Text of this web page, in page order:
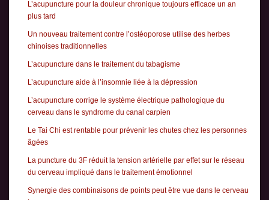
L’acupuncture pour la douleur chronique toujours efficace un an
plus tard
Un nouveau traitement contre l’ostéoporose utilise des herbes
chinoises traditionnelles
L’acupuncture dans le traitement du tabagisme
L’acupuncture aide à l’insomnie liée à la dépression
L’acupuncture corrige le système électrique pathologique du
cerveau dans le syndrome du canal carpien
Le Tai Chi est rentable pour prévenir les chutes chez les personnes
âgées
La puncture du 3F réduit la tension artérielle par effet sur le réseau
du cerveau impliqué dans le traitement émotionnel
Synergie des combinaisons de points peut être vue dans le cerveau